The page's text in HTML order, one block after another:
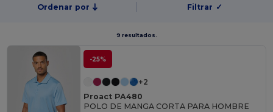
Ordenar por Filtrar ✓
9 resultados.
-25%
+2
Proact PA480
POLO DE MANGA CORTA PARA HOMBRE